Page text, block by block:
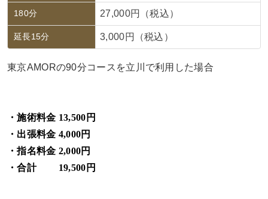
180分 27,000円（税込）
延長15分 3,000円（税込）
東京AMORの90分コースを立川で利用した場合
・施術料金 13,500円
・出張料金 4,000円
・指名料金 2,000円
・合計 19,500円